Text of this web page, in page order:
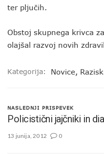
ter pljučih.
Obstoj skupnega krivca
olajšal razvoj novih
Kategorija: Novice,
NASLEDNJI PRISPEVEK
Policistični jajčniki in
13 junija, 2012 0